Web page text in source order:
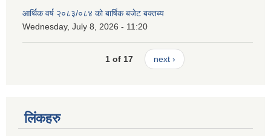
आर्थिक वर्ष २०८३/०८४ को बार्षिक बजेट बक्तब्य
Wednesday, July 8, 2026 - 11:20
1 of 17 next ›
लिंकहरु